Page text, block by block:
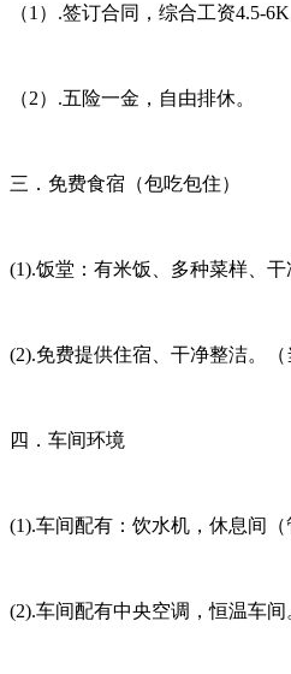
（1）.签订合同，综合工资4.5-6K
（2）.五险一金，自由排休。
三．免费食宿（包吃包住）
(1).饭堂：有米饭、多种菜样、干
(2).免费提供住宿、干净整洁。（
四．车间环境
(1).车间配有：饮水机，休息间（
(2).车间配有中央空调，恒温车间